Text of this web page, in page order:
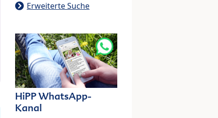
Erweiterte Suche
HiPP WhatsApp-
Kanal